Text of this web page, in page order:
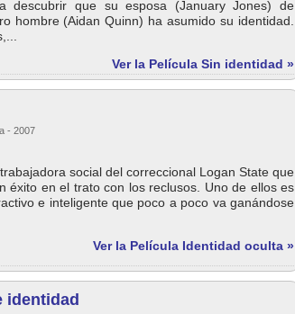
descubrir que su esposa (January Jones) de
hombre (Aidan Quinn) ha asumido su identidad.
Ver la Película Sin identidad »
- 2007
social del correccional Logan State que
éxito en el trato con los reclusos. Uno de ellos es
e inteligente que poco a poco va ganándose
Ver la Película Identidad oculta »
identidad